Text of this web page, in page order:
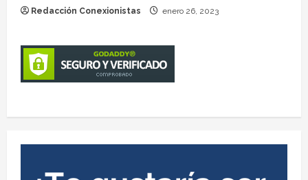
Redacción Conexionistas enero 26, 2023